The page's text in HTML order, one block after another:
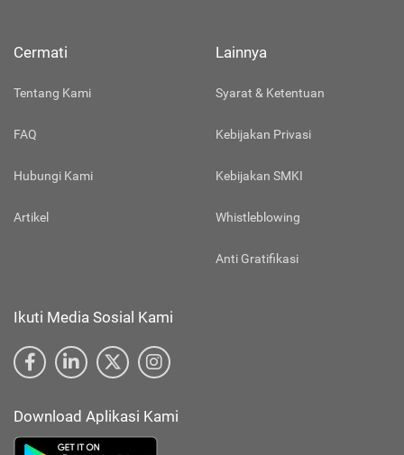
Cermati
Tentang Kami
FAQ
Hubungi Kami
Artikel
Lainnya
Syarat & Ketentuan
Kebijakan Privasi
Kebijakan SMKI
Whistleblowing
Anti Gratifikasi
Ikuti Media Sosial Kami
Download Aplikasi Kami